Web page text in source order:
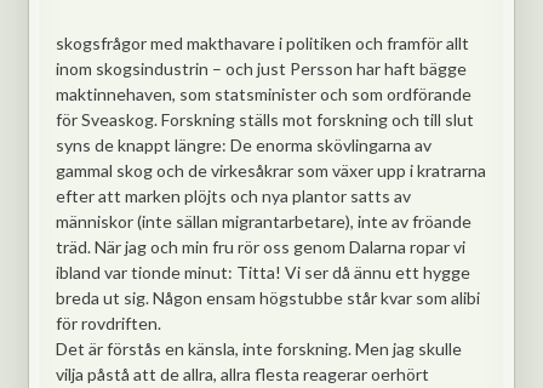
skogsfrågor med makthavare i politiken och framför allt
inom skogsindustrin – och just Persson har haft bägge
maktinnehaven, som statsminister och som ordförande
för Sveaskog. Forskning ställs mot forskning och till slut
syns de knappt längre: De enorma skövlingarna av
gammal skog och de virkesåkrar som växer upp i kratrarna
efter att marken plöjts och nya plantor satts av
människor (inte sällan migrantarbetare), inte av fröande
träd. När jag och min fru rör oss genom Dalarna ropar vi
ibland var tionde minut: Titta! Vi ser då ännu ett hygge
breda ut sig. Någon ensam högstubbe står kvar som alibi
för rovdriften.
Det är förstås en känsla, inte forskning. Men jag skulle
vilja påstå att de allra, allra flesta reagerar oerhört